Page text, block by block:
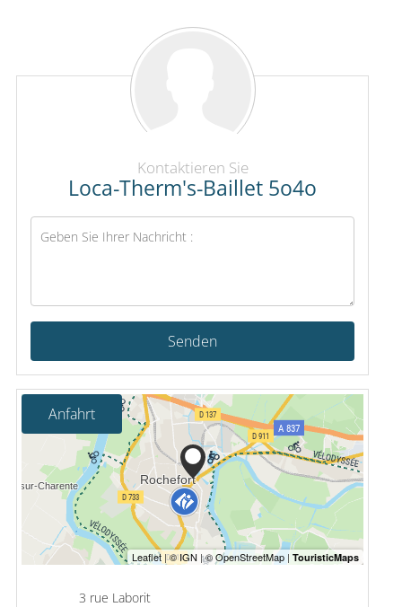
Kontaktieren Sie
Loca-Therm's-Baillet 5o4o
Senden
Anfahrt
3 rue Laborit